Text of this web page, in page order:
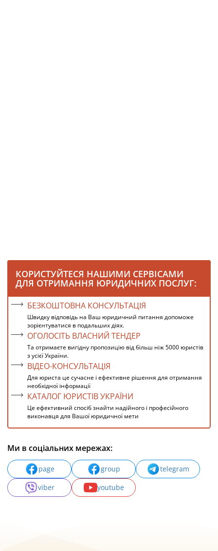
КОРИСТУЙТЕСЯ НАШИМИ СЕРВІСАМИ
ДЛЯ ОТРИМАННЯ ЮРИДИЧНИХ ПОСЛУГ:
БЕЗКОШТОВНА КОНСУЛЬТАЦІЯ
Швидку відповідь на Ваш юридичний питання допоможе
зорієнтуватися в подальших діях.
ОГОЛОСІТЬ ВЛАСНИЙ ТЕНДЕР
Та отримаєте вигідну пропозицію від більш ніж 5000 юристів
з усієї України.
ВІДЕО-КОНСУЛЬТАЦІЯ
Для юриста це сучасне і ефективне рішення для отримання
необхідної інформації
КАТАЛОГ ЮРИСТІВ УКРАЇНИ
Це ефективний спосіб знайти надійного і професійного
виконавця для Вашої юридичної мети
Ми в соціальних мережах:
page group
telegram
viber
youtube